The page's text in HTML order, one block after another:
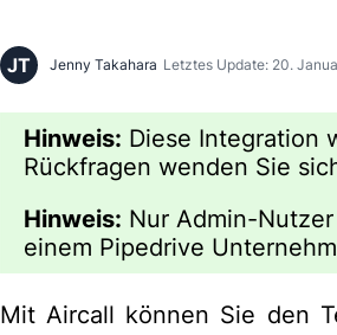
JT Jenny Takahara Letztes Update: 20.
Hinweis: Diese Integration
Rückfragen wenden Sie
Hinweis: Nur Admin-
einem Pipedrive
Mit Aircall können Sie den